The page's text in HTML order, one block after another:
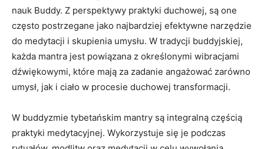
nauk Buddy. Z perspektywy praktyki duchowej,‌ są one
często‌ postrzegane ⁣jako najbardziej efektywne narzędzie
do medytacji‌ i ⁣skupienia umysłu.⁢ W tradycji buddyjskiej,
każda ⁢mantra jest powiązana z⁢ określonymi wibracjami
dźwiękowymi, które​ mają za zadanie ⁢angażować zarówno
umysł, jak i ciało w procesie duchowej⁤ transformacji.
W buddyzmie ‌tybetańskim mantry⁢ są integralną częścią
praktyki ‌medytacyjnej. Wykorzystuje się je podczas